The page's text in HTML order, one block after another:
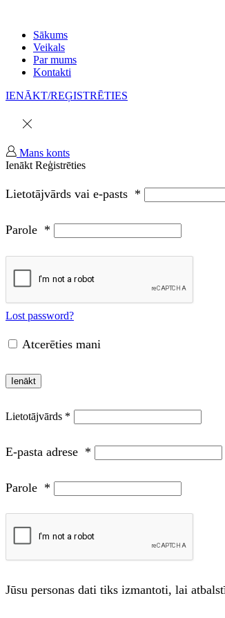
Sākums
Veikals
Par mums
Kontakti
IENĀKT/REĢISTRĒTIES
Mans konts
Ienākt Reģistrēties
Lietotājvārds vai e-pasts *
Parole *
Lost password?
Atcerēties mani
Ienākt
E-pasta adrese *
Parole *
Jūsu personas dati tiks izmantoti, lai